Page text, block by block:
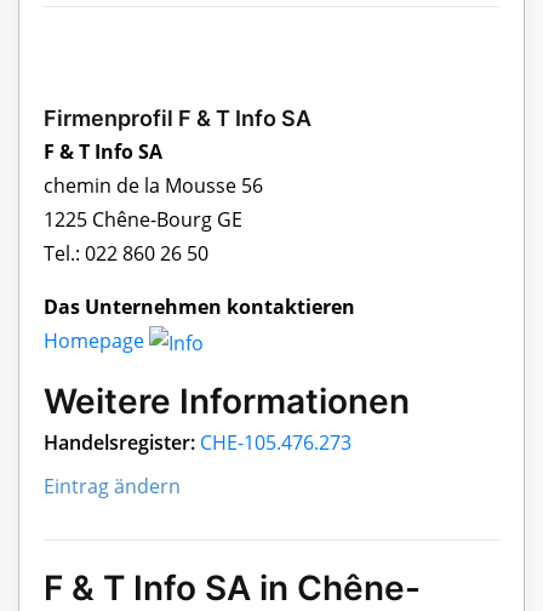
Firmenprofil F & T Info SA
F & T Info SA
chemin de la Mousse 56
1225 Chêne-Bourg GE
Tel.: 022 860 26 50
Das Unternehmen kontaktieren
Homepage
Weitere Informationen
Handelsregister: CHE-105.476.273
Eintrag ändern
F & T Info SA in Chêne-